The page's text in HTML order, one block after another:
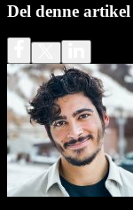
Del denne artikel